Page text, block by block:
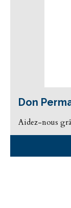
Don
Aidez-nous